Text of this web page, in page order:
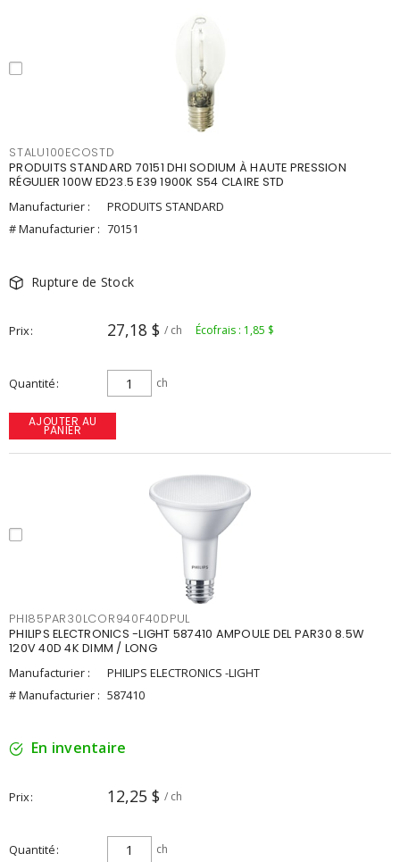
STALU100ECOSTD
PRODUITS STANDARD 70151 DHI SODIUM À HAUTE PRESSION
RÉGULIER 100W ED23.5 E39 1900K S54 CLAIRE STD
Manufacturier :
PRODUITS STANDARD
# Manufacturier : 70151
Rupture de Stock
Prix 27,18 $ / ch Écofrais : 1,85 $
Quantité ch
AJOUTER AU
PANIER
PHI85PAR30LCOR940F40DPUL
PHILIPS ELECTRONICS -LIGHT 587410 AMPOULE DEL PAR30 8.5W
120V 40D 4K DIMM / LONG
Manufacturier :
PHILIPS ELECTRONICS -LIGHT
# Manufacturier : 587410
En inventaire
Prix 12,25 $ / ch
Quantité ch